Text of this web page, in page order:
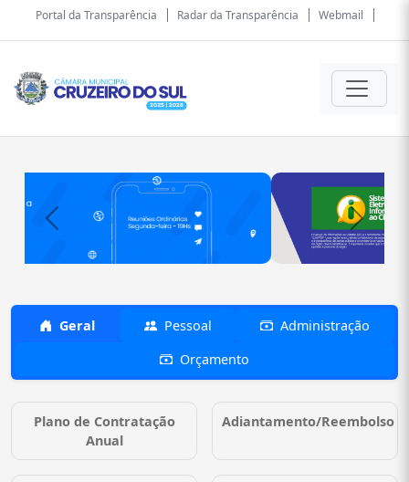
Portal da Transparência Radar da Transparência Webmail
Previous Next
Geral Pessoal
Administração
Orçamento
Plano de Contratação
Anual
Adiantamento/Reembolso